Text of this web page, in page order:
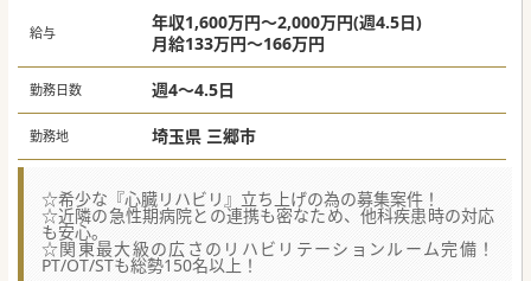
給与
年収1,600万円～2,000万円(週4.5日)
月給133万円～166万円
勤務日数 週4～4.5日
勤務地 埼玉県 三郷市
☆希少な『心臓リハビリ』立ち上げの為の募集案件！
☆近隣の急性期病院との連携も密なため、他科疾患時の対応
も安心。
☆関東最大級の広さのリハビリテーションルーム完備！
PT/OT/STも総勢150名以上！